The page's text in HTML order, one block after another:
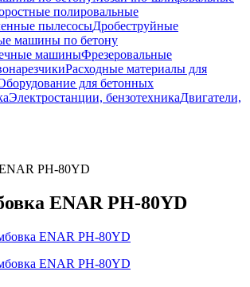
полировальные
пылесосыДробеструйные
машины по бетону
машиныФрезеровальные
Расходные материалы для
для бетонных
Электростанции, бензотехникаДвигатели,
PH-80YD
ENAR PH-80YD